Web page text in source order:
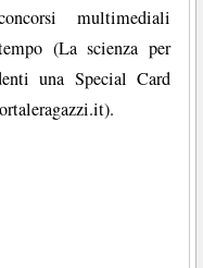
multimediali
(La scienza per
una Special Card